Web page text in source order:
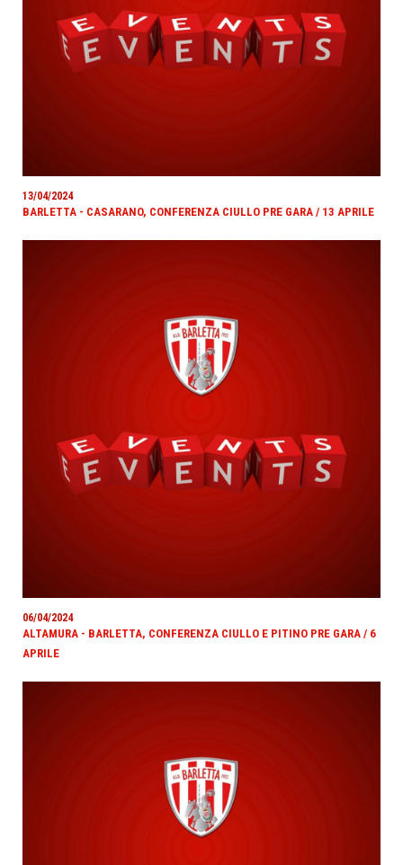
13/04/2024
BARLETTA - CASARANO, CONFERENZA CIULLO PRE GARA / 13 APRILE
06/04/2024
ALTAMURA - BARLETTA, CONFERENZA CIULLO E PITINO PRE GARA / 6
APRILE